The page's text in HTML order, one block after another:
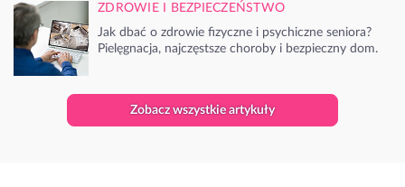
ZDROWIE I BEZPIECZEŃSTWO
Jak dbać o zdrowie fizyczne i psychiczne seniora?
Pielęgnacja, najczęstsze choroby i bezpieczny dom.
Zobacz wszystkie artykuły